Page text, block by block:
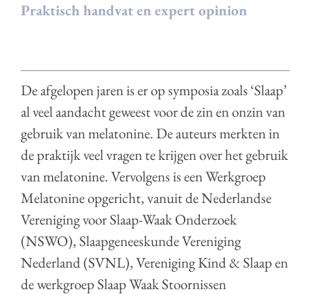
Praktisch handvat en expert opinion
De afgelopen jaren is er op symposia zoals ‘Slaap’
al veel aandacht geweest voor de zin en onzin van
gebruik van melatonine. De auteurs merkten in
de praktijk veel vragen te krijgen over het gebruik
van melatonine. Vervolgens is een Werkgroep
Melatonine opgericht, vanuit de Nederlandse
Vereniging voor Slaap-Waak Onderzoek
(NSWO), Slaapgeneeskunde Vereniging
Nederland (SVNL), Vereniging Kind & Slaap en
de werkgroep Slaap Waak Stoornissen